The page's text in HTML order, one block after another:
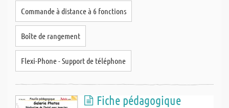
Commande à distance à 6 fonctions
Boîte de rangement
Flexi-Phone - Support de téléphone
Fiche pédagogique